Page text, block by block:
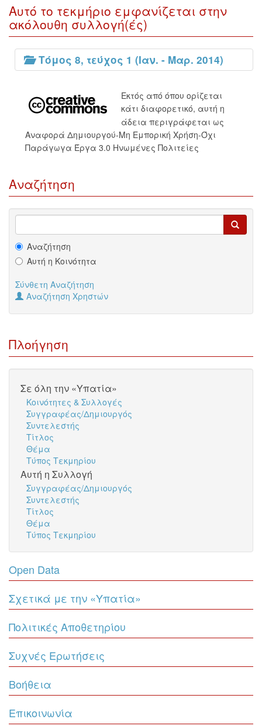
Αυτό το τεκμήριο εμφανίζεται στην
ακόλουθη συλλογή(ές)
Τόμος 8, τεύχος 1 (Ιαν. - Μαρ. 2014)
Εκτός από όπου ορίζεται
κάτι διαφορετικό, αυτή η
άδεια περιγράφεται ως
Αναφορά Δημιουργού-Μη Εμπορική Χρήση-Όχι
Παράγωγα Έργα 3.0 Ηνωμένες Πολιτείες
Αναζήτηση
Αναζήτηση
Αυτή η Κοινότητα
Σύνθετη Αναζήτηση
Αναζήτηση Χρηστών
Πλοήγηση
Σε όλη την «Υπατία»
Κοινότητες & Συλλογές
Συγγραφέας/Δημιουργός
Συντελεστής
Τίτλος
Θέμα
Τύπος Τεκμηρίου
Αυτή η Συλλογή
Συγγραφέας/Δημιουργός
Συντελεστής
Τίτλος
Θέμα
Τύπος Τεκμηρίου
Open Data
Σχετικά με την «Υπατία»
Πολιτικές Αποθετηρίου
Συχνές Ερωτήσεις
Βοήθεια
Επικοινωνία